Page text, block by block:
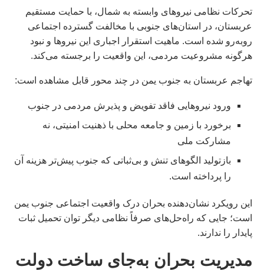
تحرکات نظامی نیروهای وابسته به شمال، با حمایت مستقیم
عربستان، در استان‌های جنوبی با مخالفت گسترده اجتماعی
روبه‌رو شده است. ماهیت استقرار اجباری این نیروها و نبود
هرگونه مشروعیت مردمی، این واقعیت را برجسته می‌کند.
تهاجم عربستان به جنوب یمن در چند محور قابل مشاهده است:
ورود نیروهایی فاقد تفویض و پذیرش مردمی در جنوب
برخورد با زمین و جامعه محلی با ذهنیت امنیتی، نه
مشارکت ملی
بازتولید الگوهای تنش و بی‌ثباتی که جنوب پیش‌تر هزینه آن
را پرداخته است.
این رویکرد نشان‌دهنده بحران درک واقعیت اجتماعی جنوب یمن
است؛ جایی که راه‌حل‌های صرفاً نظامی دیگر توان تحمیل ثبات
پایدار را ندارند.
مدیریت بحران به‌جای ساخت دولت